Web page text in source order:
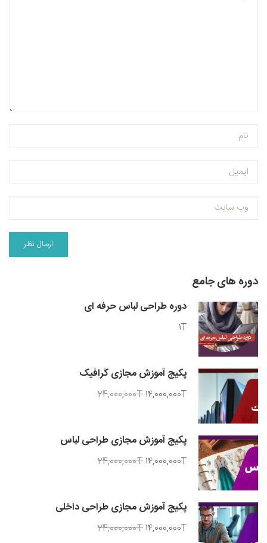
دوره های جامع
دوره طراحی لباس حرفه ای
1T
پکیج آموزش مجازی گرافیک
24,000,000T14,000,000T
پکیج آموزش مجازی طراحی لباس
24,000,000T14,000,000T
پکیج آموزش مجازی طراحی داخلی
24,000,000T14,000,000T